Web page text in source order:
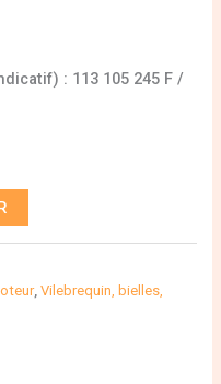
: 113 105 245 F /
,Vilebrequin, bielles,